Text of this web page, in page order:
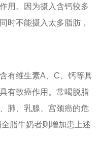
用。因为摄入含钙较多
时不能摄入太多脂肪，
有维生素A、C、钙等具
有致癌作用。常喝脱脂
肺、乳腺、宫颈癌的危
脂牛奶者则增加患上述